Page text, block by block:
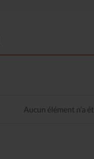
Aucun élément n'a